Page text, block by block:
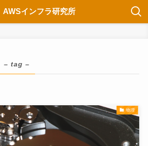
AWSインフラ研究所
– tag –
物理